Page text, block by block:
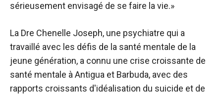
sérieusement envisagé de se faire la vie.»
La Dre Chenelle Joseph, une psychiatre qui a
travaillé avec les défis de la santé mentale de la
jeune génération, a connu une crise croissante de
santé mentale à Antigua et Barbuda, avec des
rapports croissants d'idéalisation du suicide et de